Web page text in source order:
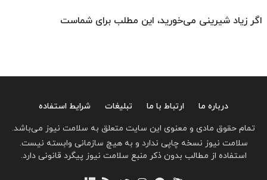
اگر زیاد شیرینی می‌خورید، این مطلب برای شماست
درباره ما ارتباط با ما تبلیغات
شرایط استفاده
تمام حقوق مادی و معنوی این سایت متعلق به سلامت نیوز می‌باشد.
سلامت نیوز نسخه چاپی ندارد و به هیچ سازمانی وابسته نیست.
استفاده از مطالب بدون ذکر منبع سلامت نیوز پیگرد قانونی دارد.